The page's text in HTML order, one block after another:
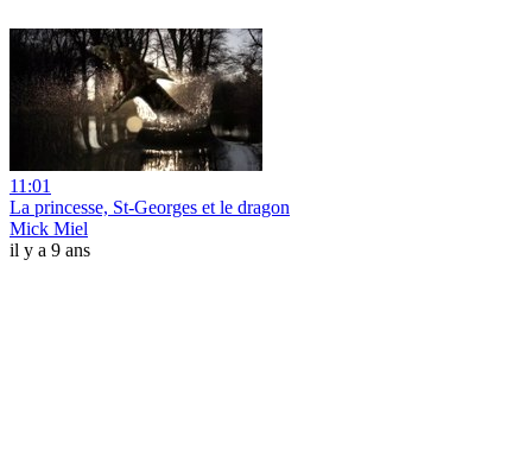
11:01
La princesse, St-Georges et le dragon
Mick Miel
il y a 9 ans